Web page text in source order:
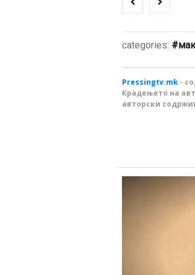
categories:
Pressingtv.mk -
Крадењето на
авторски